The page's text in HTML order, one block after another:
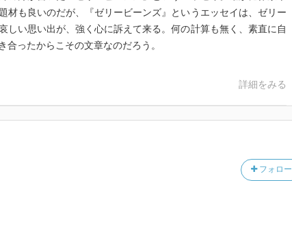
材も良いのだが、『ゼリービーンズ』というエッセイは、ゼリー
しい思い出が、強く心に訴えて来る。何の計算も無く、素直に自
合ったからこその文章なのだろう。
詳細をみる
フォロー